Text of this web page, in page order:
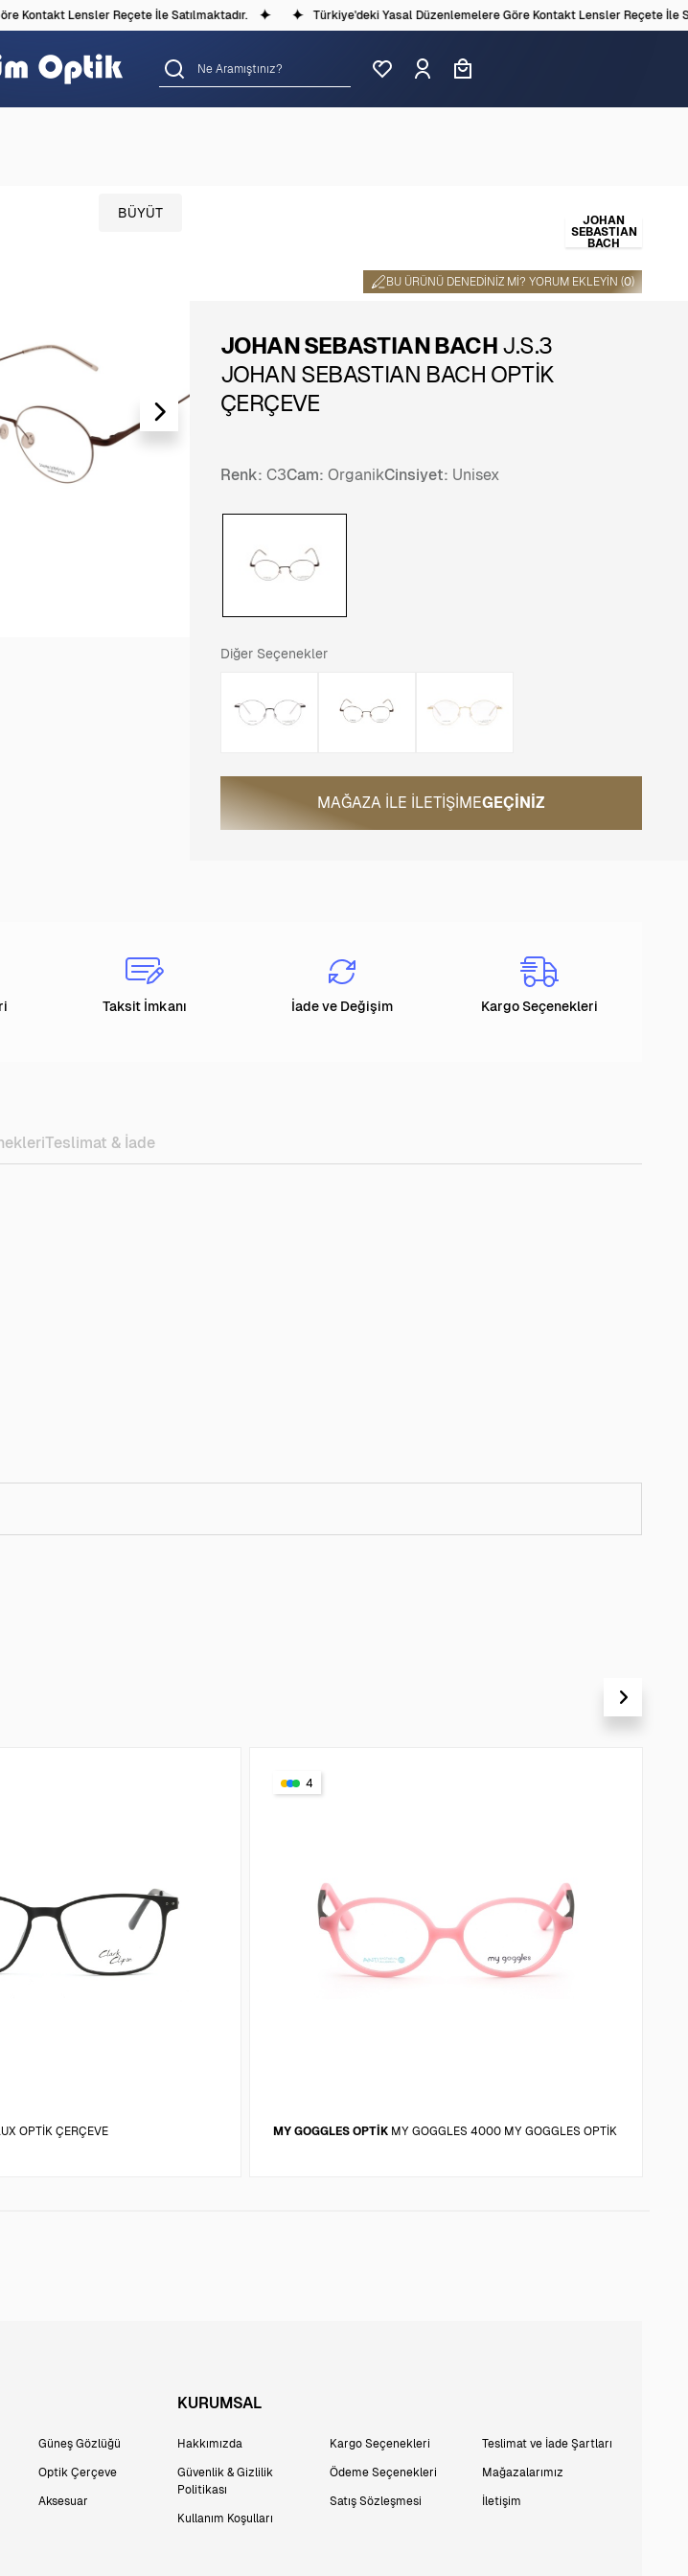
Lensler Reçete İle Satılmaktadır. Türkiye'deki Yasal Düzenlemelere Göre Kontakt Lensler Reçete İle
BÜYÜT
BU ÜRÜNÜ DENEDINIZ MI? YORUM EKLEYIN (0)
JOHAN
SEBASTIAN
BACH
JOHAN SEBASTIAN BACH J.S.3
JOHAN SEBASTIAN BACH OPTİK
ÇERÇEVE
Renk: C3Cam: OrganikCinsiyet: Unisex
Diğer Seçenekler
MAĞAZA ILE İLETIŞIMEGEÇINIZ
Taksit İmkanı İade ve Değişim Kargo Seçenekleri
Teslimat & İade
OPTİK ÇERÇEVE
4
MY GOGGLES OPTİK MY GOGGLES 4000 MY GOGGLES OPTİK
Güneş Gözlüğü
Optik Çerçeve
Aksesuar
KURUMSAL
Hakkımızda
Güvenlik & Gizlilik
Politikası
Kullanım Koşulları
Kargo Seçenekleri
Ödeme Seçenekleri
Satış Sözleşmesi
Teslimat ve İade Şartları
Mağazalarımız
İletişim